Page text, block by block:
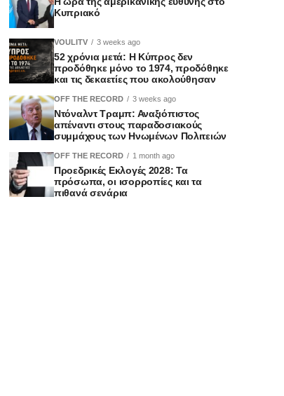
Κυπριακό
VOULITV 3 weeks ago
52 χρόνια μετά: Η Κύπρος δεν
προδόθηκε μόνο το 1974, προδόθηκε
και τις δεκαετίες που ακολούθησαν
OFF THE RECORD 3 weeks ago
Ντόναλντ Τραμπ: Αναξιόπιστος
απέναντι στους παραδοσιακούς
συμμάχους των Ηνωμένων Πολιτειών
OFF THE RECORD 1 month ago
Προεδρικές Εκλογές 2028: Τα
πρόσωπα, οι ισορροπίες και τα
πιθανά σενάρια